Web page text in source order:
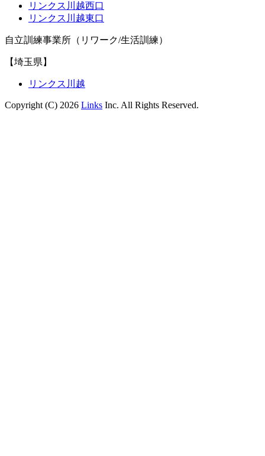
リンクス川越西口
リンクス川越東口
自立訓練事業所（リワーク/生活訓練）
【埼玉県】
リンクス川越
Copyright (C) 2026 Links Inc. All Rights Reserved.